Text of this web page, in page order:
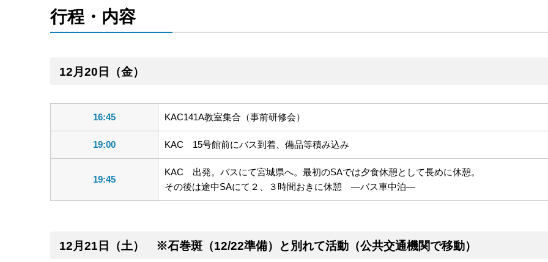
行程・内容
12月20日（金）
16:45 KAC141A教室集合（事前研修会）
19:00 KAC 15号館前にバス到着、備品等積み込み
19:45
KAC 出発。バスにて宮城県へ。最初のSAでは夕食休憩として長めに休憩。
その後は途中SAにて２、３時間おきに休憩 ―バス車中泊―
12月21日（土） ※石巻斑（12/22準備）と別れて活動（公共交通機関で移動）